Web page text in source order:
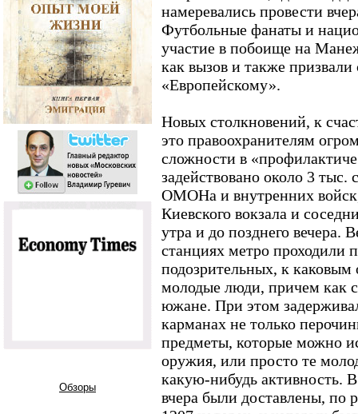
Обзоры
намеревались провести
Футбольные фанаты и
участие в побоище на
как вызов и также
«Европейскому».
Новых столкновений, к
это правоохранителям
сложности в
задействовано около 3
ОМОНа и внутренних
Киевского вокзала и
утра и до позднего вечера.
станциях метро проходили
подозрительных, к каковым
молодые люди, причем как
южане. При этом
карманах не только
предметы, которые можно
оружия, или просто те
какую-нибудь активность.
вчера были доставлены, по